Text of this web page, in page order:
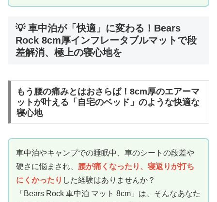
💡 車中泊が「快適」に変わる！Bears
Rock 8cm厚インフレータブルマットで段
差解消、極上の寝心地を
もう腰の痛みとはおさらば！8cm厚のエアーマ
ットが叶える「自宅のベッド」のような快適な
寝心地
車中泊やキャンプでの睡眠中、車のシートの段差や
硬さに悩まされ、 腰が痛くなったり、寝返りが打ち
にくかったり した経験はありませんか？
「Bears Rock 車中泊 マット 8cm」は、そんなあなた